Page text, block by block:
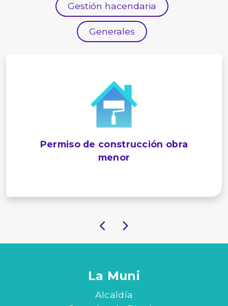
Gestión hacendaria
Generales
Permiso de construcción obra
menor
La Muni
Alcaldía